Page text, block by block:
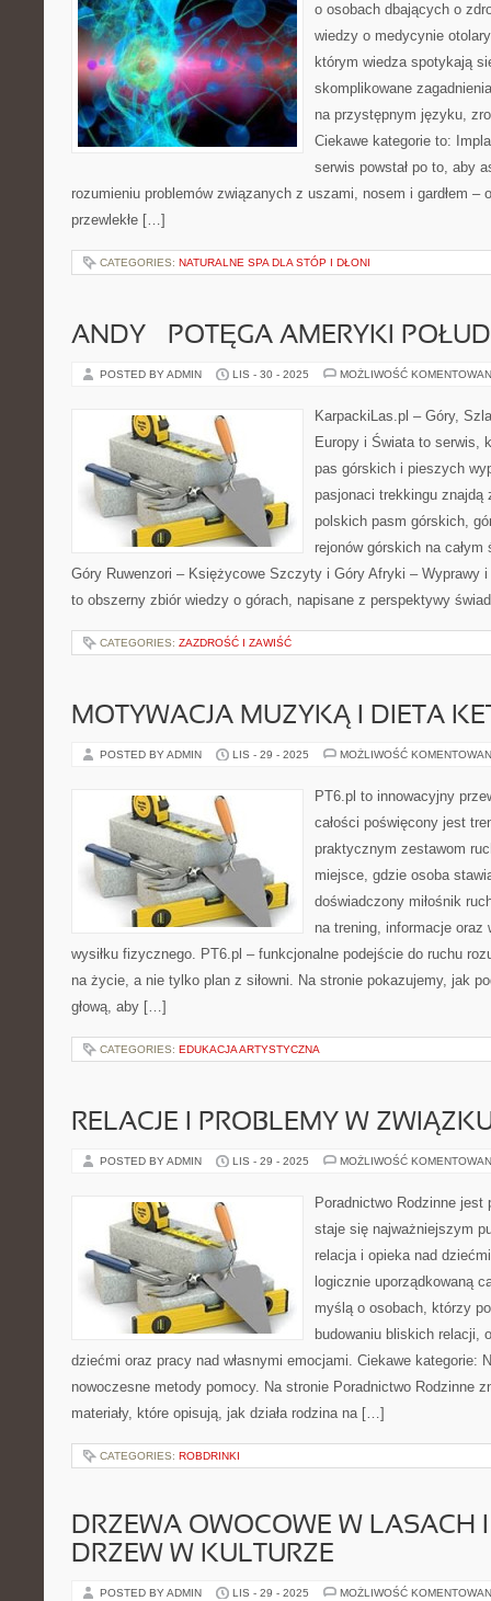
o osobach dbających o
wiedzy o medycynie
którym wiedza spotykają
skomplikowane
na przystępnym języku,
Ciekawe kategorie to:
serwis powstał po to, aby
rozumieniu problemów związanych z uszami, nosem i gardłem –
przewlekłe […]
CATEGORIES: NATURALNE SPA DLA STÓP I DŁONI
ANDY – POTĘGA AMERYKI
POSTED BY ADMIN LIS - 30 - 2025 MOŻLIWOŚĆ
KarpackiLas.pl – Góry,
Europy i Świata to serwis,
pas górskich i pieszych
pasjonaci trekkingu znajdą
polskich pasm górskich,
rejonów górskich na
Góry Ruwenzori – Księżycowe Szczyty i Góry Afryki – Wyprawy
to obszerny zbiór wiedzy o górach, napisane z perspektywy
CATEGORIES: ZAZDROŚĆ I ZAWIŚĆ
MOTYWACJA MUZYKĄ I DIETA
POSTED BY ADMIN LIS - 29 - 2025 MOŻLIWOŚĆ
PT6.pl to innowacyjny
całości poświęcony jest
praktycznym zestawom
miejsce, gdzie osoba
doświadczony miłośnik
na trening, informacje oraz
wysiłku fizycznego. PT6.pl – funkcjonalne podejście do ruchu
na życie, a nie tylko plan z siłowni. Na stronie pokazujemy, jak
głową, aby […]
CATEGORIES: EDUKACJA ARTYSTYCZNA
RELACJE I PROBLEMY W
POSTED BY ADMIN LIS - 29 - 2025 MOŻLIWOŚĆ
Poradnictwo Rodzinne
staje się najważniejszym
relacja i opieka nad
logicznie uporządkowaną
myślą o osobach, którzy
budowaniu bliskich relacji,
dziećmi oraz pracy nad własnymi emocjami. Ciekawe kategorie:
nowoczesne metody pomocy. Na stronie Poradnictwo Rodzinne
materiały, które opisują, jak działa rodzina na […]
CATEGORIES: ROBDRINKI
DRZEWA OWOCOWE W LASACH
DRZEW W KULTURZE
POSTED BY ADMIN LIS - 29 - 2025 MOŻLIWOŚĆ